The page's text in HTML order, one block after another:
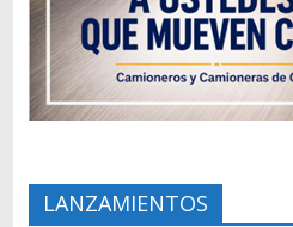
LANZAMIENTOS